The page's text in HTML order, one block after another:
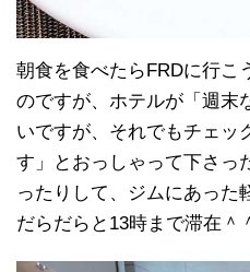
朝食を食べたらFRDに行こ
のですが、ホテルが「週末
いですが、それでもチェッ
す」とおっしゃって下さっ
ったりして、ジムにあった
だらだらと13時まで滞在＾